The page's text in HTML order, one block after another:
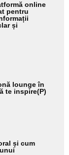
online
pentru
și
lounge în
te inspire(P)
și cum